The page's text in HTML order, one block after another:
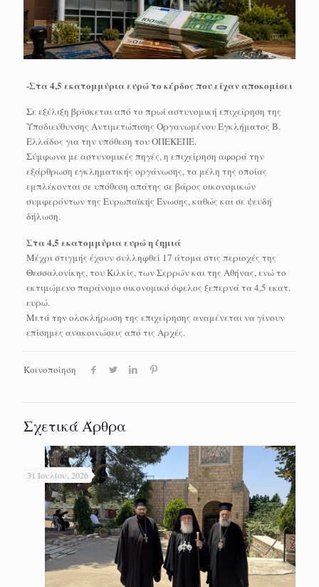
-Στα 4,5 εκατομμύρια ευρώ το κέρδος που είχαν αποκομίσει
Σε εξέλιξη βρίσκεται από το πρωί αστυνομική επιχείρηση της
Υποδιεύθυνσης Αντιμετώπισης Οργανωμένου Εγκλήματος Β.
Ελλάδος για την υπόθεση του ΟΠΕΚΕΠΕ.
Σύμφωνα με αστυνομικές πηγές, η επιχείρηση αφορά την
εξάρθρωση εγκληματικής οργάνωσης, τα μέλη της οποίας
εμπλέκονται σε υπόθεση απάτης σε βάρος οικονομικών
συμφερόντων της Ευρωπαϊκής Ένωσης, καθώς και σε ψευδή
δήλωση.
Στα 4,5 εκατομμύρια ευρώ η ζημιά
Μέχρι στιγμής έχουν συλληφθεί 17 άτομα στις περιοχές της
Θεσσαλονίκης, του Κιλκίς, των Σερρών και της Αθήνας, ενώ το
εκτιμώμενο παράνομο οικονομικό όφελος ξεπερνά τα 4,5 εκατ.
ευρώ.
Μετά την ολοκλήρωση της επιχείρησης αναμένεται να γίνουν
επίσημες ανακοινώσεις από τις Αρχές.
Κοινοποίηση
Σχετικά Άρθρα
31 Ιουλίου, 2026